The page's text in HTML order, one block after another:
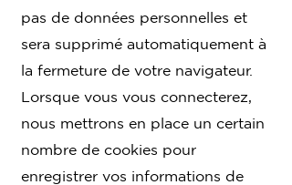
pas de données personnelles et
sera supprimé automatiquement à
la fermeture de votre navigateur.
Lorsque vous vous connecterez,
nous mettrons en place un certain
nombre de cookies pour
enregistrer vos informations de